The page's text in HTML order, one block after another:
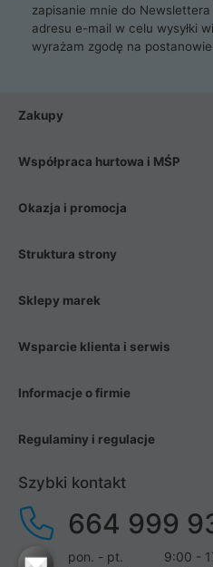
zapisanie mnie do
adresu e-mail w celu wysyłki
wyrażam zgodę na
Zakupy
Współpraca hurtowa i MŚP
Okazja i promocja
Struktura strony
Sklepy marek
Wsparcie klienta i serwis
Informacje o firmie
Regulaminy i regulacje
Szybki kontakt
664 999
pon. - pt.
9:00 -